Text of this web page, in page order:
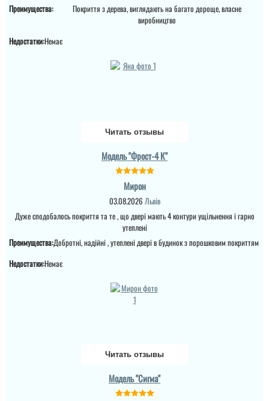
в будинок. Двоє глухі і
одне зі склопакетом цієї
двері. Все хорошо,
домі був ремонт, тепло ,
Якщо плануєте
Преимущества:
Покриття з дерева, виглядають на багато дороще, власне
виробництво
Недостатки:Немає
Читать отзывы
Модель "Фрост-4 К"
Мирон
03.08.2026 Львів
Дуже сподобалось покриття та те , що двері мають 4 контури ущільнення і гарно
утеплені
Преимущества:Добротні, надійні , утеплені двері в будинок з порошковим покриттям
Недостатки:Немає
Читать отзывы
Модель "Сигма"